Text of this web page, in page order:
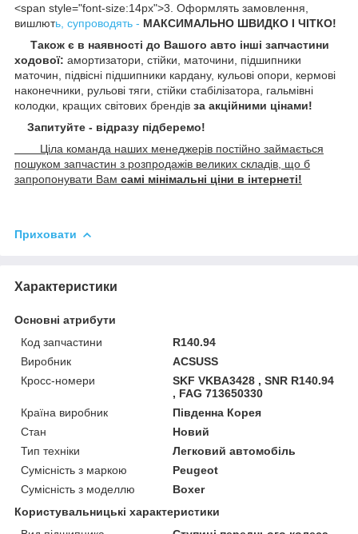
<span style="font-size:14px">3. Оформлять замовлення,
вишлють, супроводять - МАКСИМАЛЬНО ШВИДКО І ЧІТКО!
Також є в наявності до Вашого авто інші запчастини
ходової: амортизатори, стійки, маточини, підшипники
маточин, підвісні підшипники кардану, кульові опори, кермові
наконечники, рульові тяги, стійки стабілізатора, гальмівні
колодки, кращих світових брендів за акційними цінами!
Запитуйте - відразу підберемо!
Ціла команда наших менеджерів постійно займається
пошуком запчастин з розпродажів великих складів, що б
запропонувати Вам самі мінімальні ціни в інтернеті!
Приховати
Характеристики
Основні атрибути
Код запчастини
R140.94
Виробник
ACSUSS
Кросс-номери
SKF VKBA3428 , SNR R140.94
, FAG 713650330
Країна виробник
Південна Корея
Стан
Новий
Тип техніки
Легковий автомобіль
Сумісність з маркою
Peugeot
Сумісність з моделлю
Boxer
Користувальницькі характеристики